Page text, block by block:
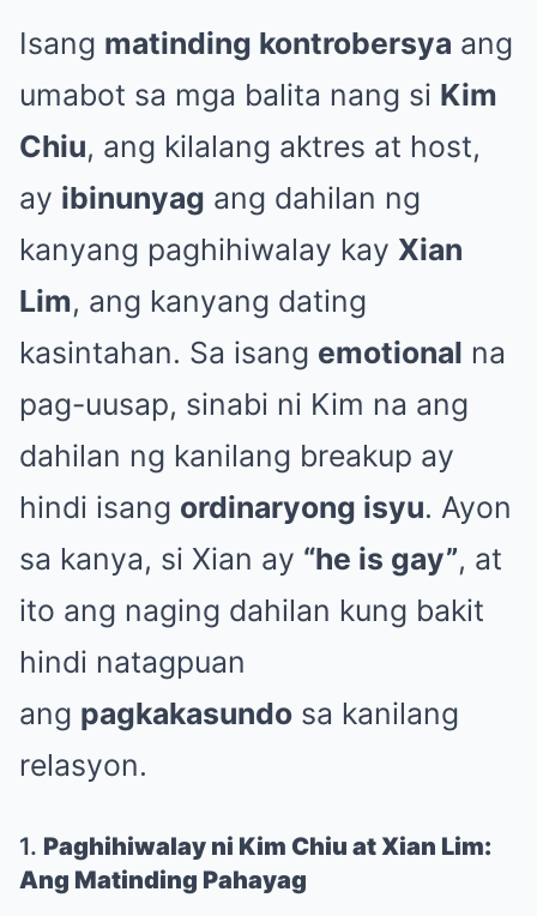
Isang matinding kontrobersya ang
umabot sa mga balita nang si Kim
Chiu, ang kilalang aktres at host,
ay ibinunyag ang dahilan ng
kanyang paghihiwalay kay Xian
Lim, ang kanyang dating
kasintahan. Sa isang emotional na
pag-uusap, sinabi ni Kim na ang
dahilan ng kanilang breakup ay
hindi isang ordinaryong isyu. Ayon
sa kanya, si Xian ay “he is gay”, at
ito ang naging dahilan kung bakit
hindi natagpuan
ang pagkakasundo sa kanilang
relasyon.
1. Paghihiwalay ni Kim Chiu at Xian Lim:
Ang Matinding Pahayag